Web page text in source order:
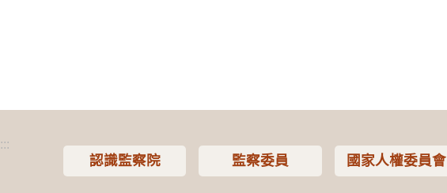
:::
認識監察院 監察委員 國家人權委員會